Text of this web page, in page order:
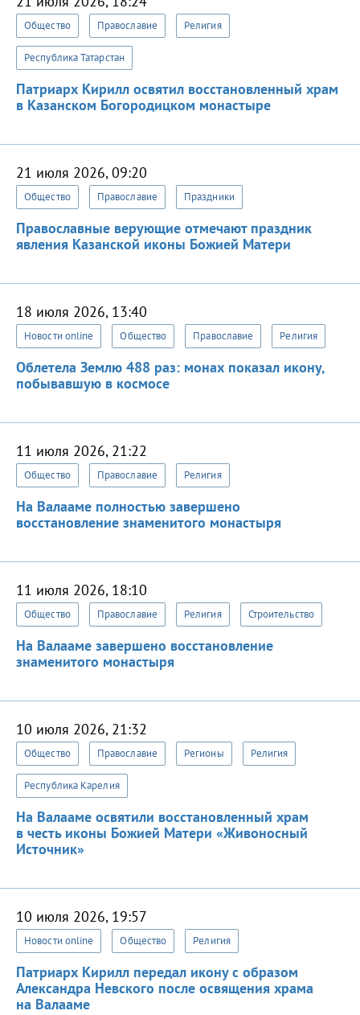
Общество Православие Религия
Республика Татарстан
Патриарх Кирилл освятил восстановленный храм
в Казанском Богородицком монастыре
21 июля 2026, 09:20
Общество Православие Праздники
Православные верующие отмечают праздник
явления Казанской иконы Божией Матери
18 июля 2026, 13:40
Новости online Общество Православие Религия
Облетела Землю 488 раз: монах показал икону,
побывавшую в космосе
11 июля 2026, 21:22
Общество Православие Религия
На Валааме полностью завершено
восстановление знаменитого монастыря
11 июля 2026, 18:10
Общество Православие Религия Строительство
На Валааме завершено восстановление
знаменитого монастыря
10 июля 2026, 21:32
Общество Православие Регионы Религия
Республика Карелия
На Валааме освятили восстановленный храм
в честь иконы Божией Матери «Живоносный
Источник»
10 июля 2026, 19:57
Новости online Общество Религия
Патриарх Кирилл передал икону с образом
Александра Невского после освящения храма
на Валааме